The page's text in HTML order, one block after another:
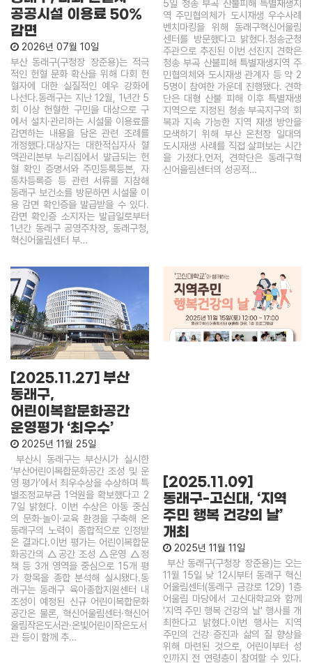
공공시설 이용료 50%
감면
2026년 07월 10일
부산 동래구(구청장 장준용)는 적극
적인 헌혈 문화 확산을 위해 다회 헌
혈자에 대한 실질적인 예우 강화에
나선다.동래구는 지난 12월, 1년간 5
회 이상 헌혈한 구민을 대상으로 구
에서 설치·관리하는 시설물 이용료를
감면하는 내용을 담은 관련 조례를
개정했다.대상자는 대한적십자사 혈
액관리본부 누리집에서 발급되는 헌
혈 확인 증명서와 주민등록등본, 자
동차등록증 등 관련 서류를 지참해
동래구 보건소를 방문하면 시설물 이
용 감면 확인증을 발급받을 수 있다.
감면 확인증 소지자는 발급일로부터
1년간 동래구 공영주차장, 동래구청,
혁신어울림센터 부…
5일 청송 부곡 산불피해 특별재생지
역 주민협의체가 도시재생 우수사례
벤치마킹을 위해 동래구혁신어울림
센터를 방문했다고 밝혔다.청송군청
주관으로 추진된 이번 선진지 견학은
청송 부곡 산불피해 특별재생지역 주
민협의체와 도시재생 관계자 등 약 2
5명이 참여한 가운데 진행됐다. 견학
단은 대형 산불 피해 이후 특별재생
지역으로 지정된 청송 부곡지구의 회
복과 지속 가능한 지역 재생 방안을
모색하기 위해 부산 온천장 일대의
도시재생 사례를 직접 살펴보는 시간
을 가졌다.먼저, 견학단은 동래구혁
신어울림센터의 성공적…
[2025.11.27] 부산
동래구,
어린이복합문화공간
운영평가 ‘최우수’
2025년 11월 25일
부산시 동래구는 부산시가 실시한
‘부산어린이복합문화공간 조성 및 운
영 평가’에서 최우수상을 수상하며 특
별조정교부금 1억원을 확보했다고 2
7일 밝혔다. 이번 수상은 아동 중심
의 문화·놀이·교육 환경을 구축해 온
동래구의 노력이 종합적으로 인정받
은 결과다.이번 평가는 어린이복합문
화공간의 △공간 조성 △운영 △정
책 등 3개 영역을 중심으로 15개 평
가 항목을 종합 분석해 실시됐다.동
래구는 동래구 육아종합지원센터 내
조성이 예정된 신규 어린이복합문화
공간은 물론, 혁신어울림센터·혁신어
울림작은도서관·온빛어린이작은도서
관 등이 함께 추…
[2025.11.09]
동래구-고신대, ‘지역
주민 행복 건강의 날’
개최
2025년 11월 11일
부산 동래구(구청장 장준용)는 오는
11월 15일 낮 12시부터 동래구 혁신
어울림센터(동래구 금강로 129) 1층
어울림 마당에서 고신대학교와 함께
'지역 주민 행복 건강의 날' 행사를 개
최한다고 밝혔다.이번 행사는 지역
주민의 건강 증진과 삶의 질 향상을
위해 마련된 것으로, 어린이부터 성
인까지 전 연령층이 참여할 수 있다.